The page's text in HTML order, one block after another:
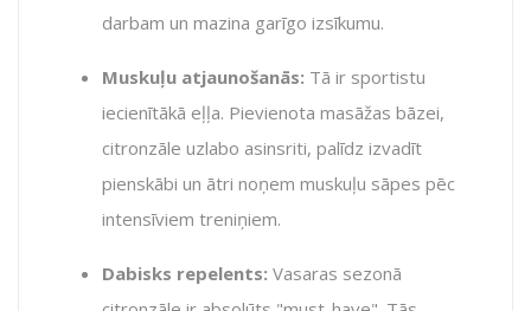
darbam un mazina garīgo izsīkumu.
Muskuļu atjaunošanās: Tā ir sportistu
iecienītākā eļļa. Pievienota masāžas bāzei,
citronzāle uzlabo asinsriti, palīdz izvadīt
pienskābi un ātri noņem muskuļu sāpes pēc
intensīviem treniņiem.
Dabisks repelents: Vasaras sezonā